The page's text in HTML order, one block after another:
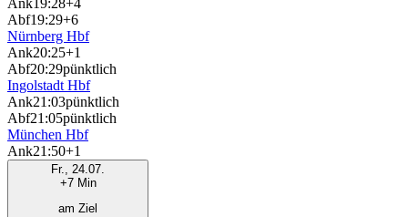
Ank19:28+4
Abf19:29+6
Nürnberg Hbf
Ank20:25+1
Abf20:29pünktlich
Ingolstadt Hbf
Ank21:03pünktlich
Abf21:05pünktlich
München Hbf
Ank21:50+1
Fr., 24.07.
+7 Min
am Ziel